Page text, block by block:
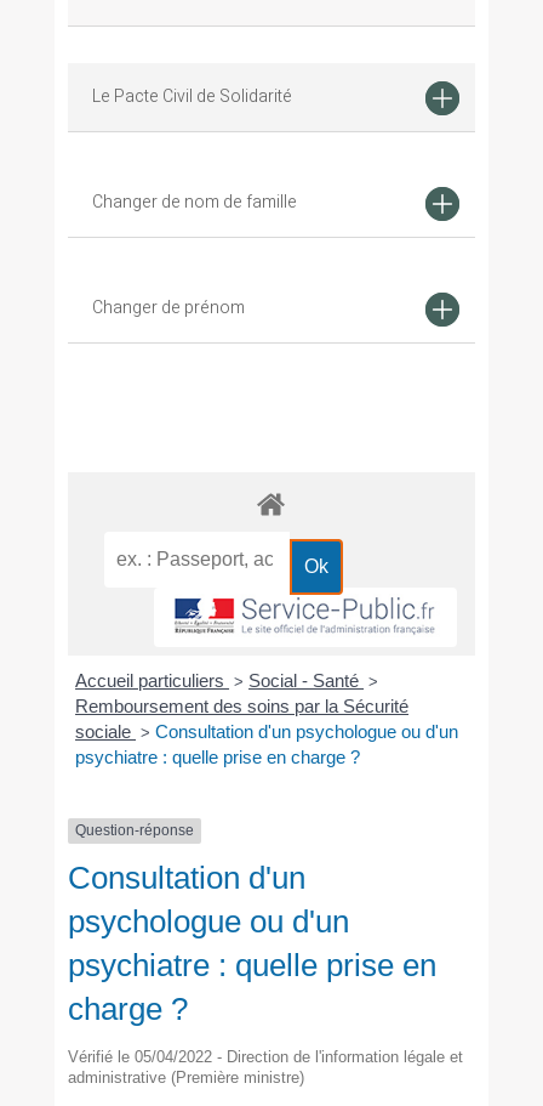
Le Pacte Civil de Solidarité
Changer de nom de famille
Changer de prénom
Accueil particuliers > Social - Santé >
Remboursement des soins par la Sécurité
sociale > Consultation d'un psychologue ou d'un
psychiatre : quelle prise en charge ?
Question-réponse
Consultation d'un
psychologue ou d'un
psychiatre : quelle prise en
charge ?
Vérifié le 05/04/2022 - Direction de l'information légale et
administrative (Première ministre)